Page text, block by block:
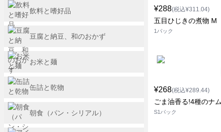
¥288(税込¥311.04)
五目ひじきの煮物 M
1パック
¥268(税込¥289.44)
ごま油香る!4種のナ
S1パック
飲料と嗜好品
豆腐と納豆、和のおかず
お米と麺
缶詰と乾物
朝食（パン・シリアル）